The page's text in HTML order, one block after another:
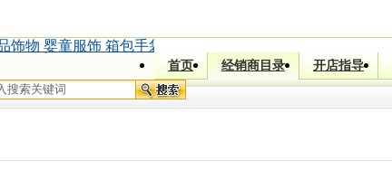
饰物 婴童服饰 箱包手袋)
首页 经销商目录 开店指导